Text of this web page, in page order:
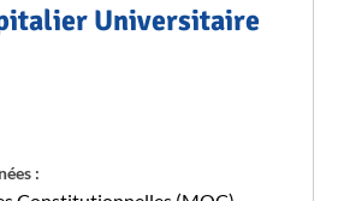
Universitaire
: